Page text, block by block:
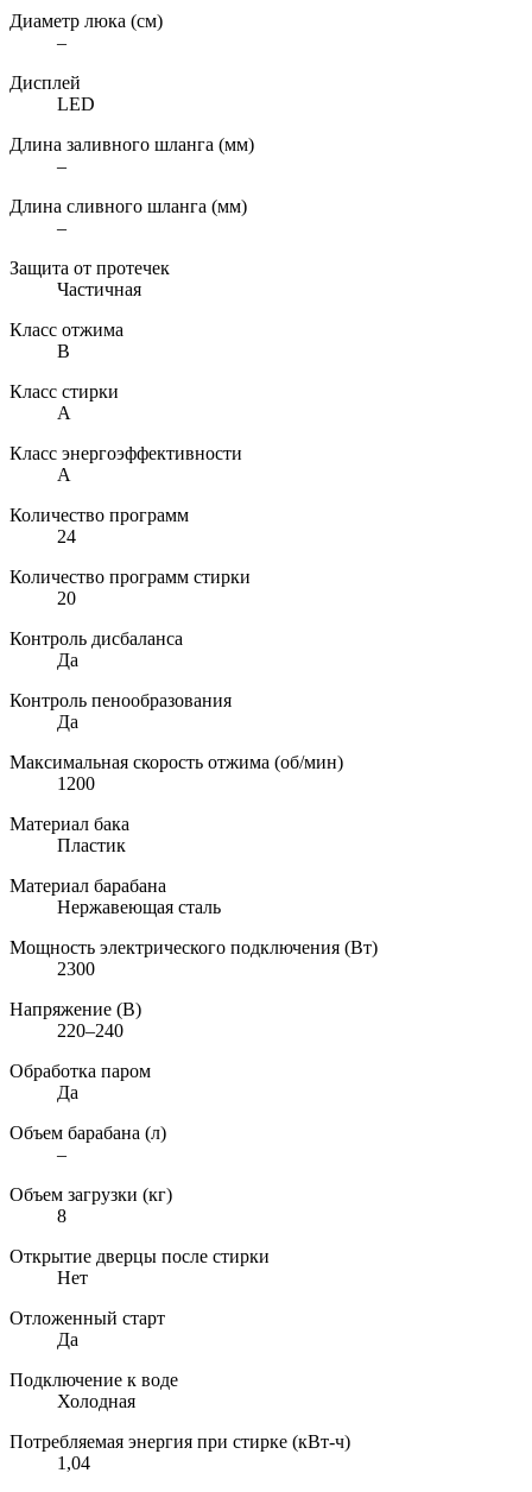
Диаметр люка (см)
–
Дисплей
LED
Длина заливного шланга (мм)
–
Длина сливного шланга (мм)
–
Защита от протечек
Частичная
Класс отжима
B
Класс стирки
A
Класс энергоэффективности
A
Количество программ
24
Количество программ стирки
20
Контроль дисбаланса
Да
Контроль пенообразования
Да
Максимальная скорость отжима (об/мин)
1200
Материал бака
Пластик
Материал барабана
Нержавеющая сталь
Мощность электрического подключения (Вт)
2300
Напряжение (В)
220–240
Обработка паром
Да
Объем барабана (л)
–
Объем загрузки (кг)
8
Открытие дверцы после стирки
Нет
Отложенный старт
Да
Подключение к воде
Холодная
Потребляемая энергия при стирке (кВт-ч)
1,04